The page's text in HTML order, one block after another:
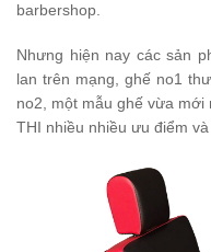
barbershop.
Nhưng hiện nay các sản
lan trên mạng, ghế no1
no2, một mẫu ghế vừa mới
THI nhiều nhiều ưu điểm